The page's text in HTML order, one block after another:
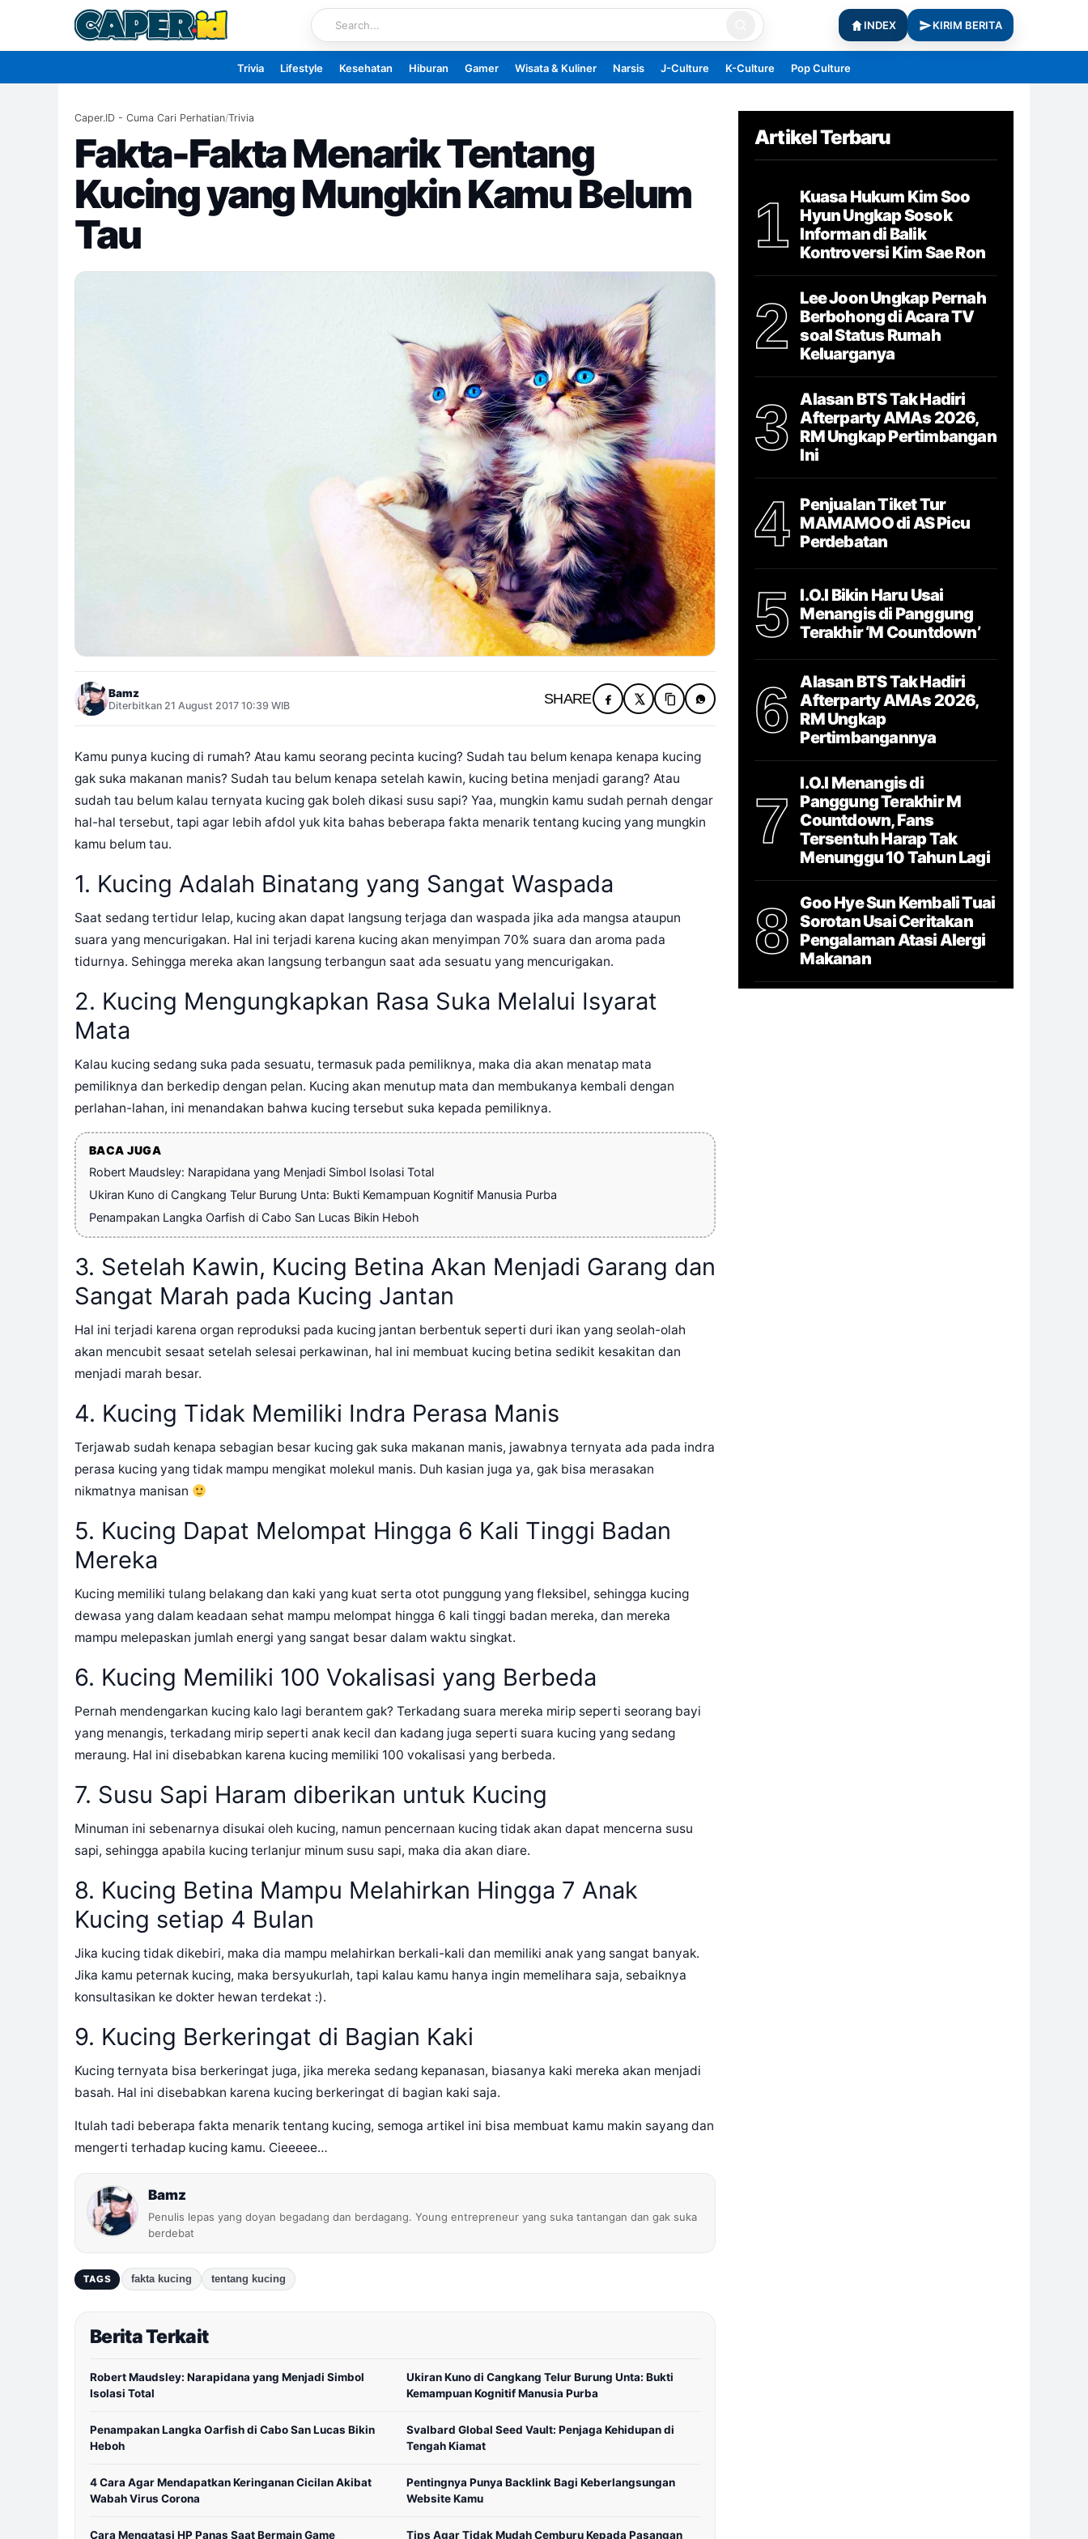
content
INDEX KIRIM BERITA
Trivia Lifestyle Kesehatan Hiburan Gamer Wisata & Kuliner Narsis J-Culture K-Culture Pop Culture
Caper.ID - Cuma Cari Perhatian/Trivia
Fakta-Fakta Menarik Tentang
Kucing yang Mungkin Kamu Belum
Tau
Bamz
Diterbitkan 21 August 2017 10:39 WIB SHARE
Kamu punya kucing di rumah? Atau kamu seorang pecinta kucing? Sudah tau belum kenapa kenapa kucing
gak suka makanan manis? Sudah tau belum kenapa setelah kawin, kucing betina menjadi garang? Atau
sudah tau belum kalau ternyata kucing gak boleh dikasi susu sapi? Yaa, mungkin kamu sudah pernah dengar
hal-hal tersebut, tapi agar lebih afdol yuk kita bahas beberapa fakta menarik tentang kucing yang mungkin
kamu belum tau.
1. Kucing Adalah Binatang yang Sangat Waspada
Saat sedang tertidur lelap, kucing akan dapat langsung terjaga dan waspada jika ada mangsa ataupun
suara yang mencurigakan. Hal ini terjadi karena kucing akan menyimpan 70% suara dan aroma pada
tidurnya. Sehingga mereka akan langsung terbangun saat ada sesuatu yang mencurigakan.
2. Kucing Mengungkapkan Rasa Suka Melalui Isyarat
Mata
Kalau kucing sedang suka pada sesuatu, termasuk pada pemiliknya, maka dia akan menatap mata
pemiliknya dan berkedip dengan pelan. Kucing akan menutup mata dan membukanya kembali dengan
perlahan-lahan, ini menandakan bahwa kucing tersebut suka kepada pemiliknya.
BACA JUGA
Robert Maudsley: Narapidana yang Menjadi Simbol Isolasi Total
Ukiran Kuno di Cangkang Telur Burung Unta: Bukti Kemampuan Kognitif Manusia Purba
Penampakan Langka Oarfish di Cabo San Lucas Bikin Heboh
3. Setelah Kawin, Kucing Betina Akan Menjadi Garang dan
Sangat Marah pada Kucing Jantan
Hal ini terjadi karena organ reproduksi pada kucing jantan berbentuk seperti duri ikan yang seolah-olah
akan mencubit sesaat setelah selesai perkawinan, hal ini membuat kucing betina sedikit kesakitan dan
menjadi marah besar.
4. Kucing Tidak Memiliki Indra Perasa Manis
Terjawab sudah kenapa sebagian besar kucing gak suka makanan manis, jawabnya ternyata ada pada indra
perasa kucing yang tidak mampu mengikat molekul manis. Duh kasian juga ya, gak bisa merasakan
nikmatnya manisan
5. Kucing Dapat Melompat Hingga 6 Kali Tinggi Badan
Mereka
Kucing memiliki tulang belakang dan kaki yang kuat serta otot punggung yang fleksibel, sehingga kucing
dewasa yang dalam keadaan sehat mampu melompat hingga 6 kali tinggi badan mereka, dan mereka
mampu melepaskan jumlah energi yang sangat besar dalam waktu singkat.
6. Kucing Memiliki 100 Vokalisasi yang Berbeda
Pernah mendengarkan kucing kalo lagi berantem gak? Terkadang suara mereka mirip seperti seorang bayi
yang menangis, terkadang mirip seperti anak kecil dan kadang juga seperti suara kucing yang sedang
meraung. Hal ini disebabkan karena kucing memiliki 100 vokalisasi yang berbeda.
7. Susu Sapi Haram diberikan untuk Kucing
Minuman ini sebenarnya disukai oleh kucing, namun pencernaan kucing tidak akan dapat mencerna susu
sapi, sehingga apabila kucing terlanjur minum susu sapi, maka dia akan diare.
8. Kucing Betina Mampu Melahirkan Hingga 7 Anak
Kucing setiap 4 Bulan
Jika kucing tidak dikebiri, maka dia mampu melahirkan berkali-kali dan memiliki anak yang sangat banyak.
Jika kamu peternak kucing, maka bersyukurlah, tapi kalau kamu hanya ingin memelihara saja, sebaiknya
konsultasikan ke dokter hewan terdekat :).
9. Kucing Berkeringat di Bagian Kaki
Kucing ternyata bisa berkeringat juga, jika mereka sedang kepanasan, biasanya kaki mereka akan menjadi
basah. Hal ini disebabkan karena kucing berkeringat di bagian kaki saja.
Itulah tadi beberapa fakta menarik tentang kucing, semoga artikel ini bisa membuat kamu makin sayang dan
mengerti terhadap kucing kamu. Cieeeee…
Bamz
Penulis lepas yang doyan begadang dan berdagang. Young entrepreneur yang suka tantangan dan gak suka
berdebat
TAGS fakta kucing tentang kucing
Berita Terkait
Robert Maudsley: Narapidana yang Menjadi Simbol
Isolasi Total
Ukiran Kuno di Cangkang Telur Burung Unta: Bukti
Kemampuan Kognitif Manusia Purba
Penampakan Langka Oarfish di Cabo San Lucas Bikin
Heboh
Svalbard Global Seed Vault: Penjaga Kehidupan di
Tengah Kiamat
4 Cara Agar Mendapatkan Keringanan Cicilan Akibat
Wabah Virus Corona
Pentingnya Punya Backlink Bagi Keberlangsungan
Website Kamu
Cara Mengatasi HP Panas Saat Bermain Game Tips Agar Tidak Mudah Cemburu Kepada Pasangan
Artikel Terbaru
1
Kuasa Hukum Kim Soo
Hyun Ungkap Sosok
Informan di Balik
Kontroversi Kim Sae Ron
2
Lee Joon Ungkap Pernah
Berbohong di Acara TV
soal Status Rumah
Keluarganya
3
Alasan BTS Tak Hadiri
Afterparty AMAs 2026,
RM Ungkap Pertimbangan
Ini
4
Penjualan Tiket Tur
MAMAMOO di AS Picu
Perdebatan
5
I.O.I Bikin Haru Usai
Menangis di Panggung
Terakhir ‘M Countdown’
6
Alasan BTS Tak Hadiri
Afterparty AMAs 2026,
RM Ungkap
Pertimbangannya
7
I.O.I Menangis di
Panggung Terakhir M
Countdown, Fans
Tersentuh Harap Tak
Menunggu 10 Tahun Lagi
8
Goo Hye Sun Kembali Tuai
Sorotan Usai Ceritakan
Pengalaman Atasi Alergi
Makanan